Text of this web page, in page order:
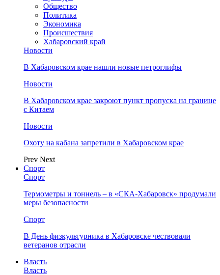
Общество
Политика
Экономика
Происшествия
Хабаровский край
Новости
В Хабаровском крае нашли новые петроглифы
Новости
В Хабаровском крае закроют пункт пропуска на границе
с Китаем
Новости
Охоту на кабана запретили в Хабаровском крае
Prev Next
Спорт
Спорт
Термометры и тоннель – в «СКА-Хабаровск» продумали
меры безопасности
Спорт
В День физкультурника в Хабаровске чествовали
ветеранов отрасли
Власть
Власть